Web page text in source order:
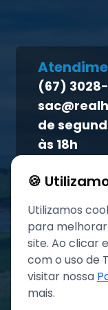
Direito dos
Política
Canal de
Blog
Homeopet
(67)
de
às 18h
🍪
Utilizamos
para
site. Ao clicar
com o uso de
visitar nossa
mais.